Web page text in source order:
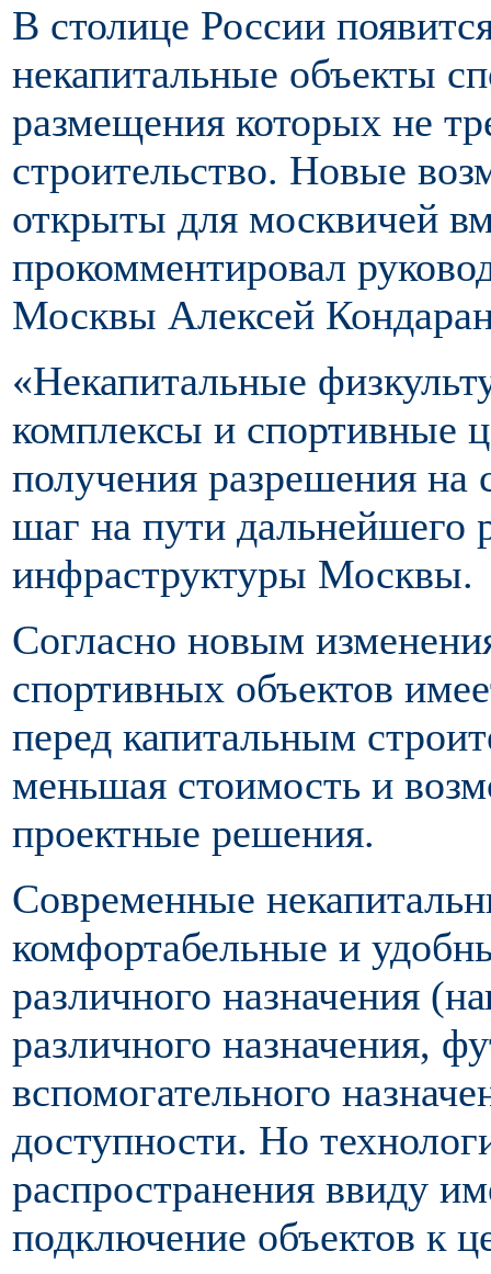
В столице России
некапитальные объекты
размещения которых не
строительство. Новые
открыты для москвичей
прокомментировал
Москвы Алексей
«Некапитальные
комплексы и спортивные
получения разрешения на
шаг на пути дальнейшего
инфраструктуры Москвы.
Согласно новым
спортивных объектов
перед капитальным
меньшая стоимость и
проектные решения.
Современные
комфортабельные и
различного назначения
различного назначения,
вспомогательного
доступности. Но
распространения ввиду
подключение объектов к